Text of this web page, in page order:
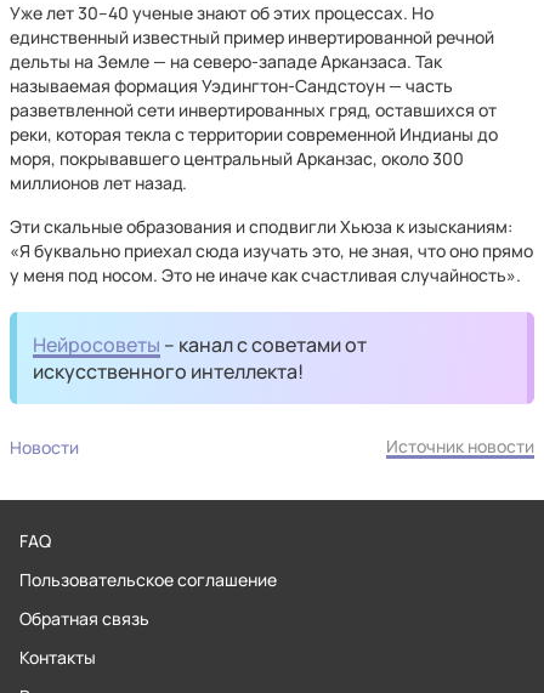
Уже лет 30–40 ученые знают об этих процессах. Но
единственный известный пример инвертированной речной
дельты на Земле — на северо-западе Арканзаса. Так
называемая формация Уэдингтон-Сандстоун — часть
разветвленной сети инвертированных гряд, оставшихся от
реки, которая текла с территории современной Индианы до
моря, покрывавшего центральный Арканзас, около 300
миллионов лет назад.
Эти скальные образования и сподвигли Хьюза к изысканиям:
«Я буквально приехал сюда изучать это, не зная, что оно прямо
у меня под носом. Это не иначе как счастливая случайность».
Нейросоветы – канал с советами от
искусственного интеллекта!
Новости Источник новости
FAQ
Пользовательское соглашение
Обратная связь
Контакты